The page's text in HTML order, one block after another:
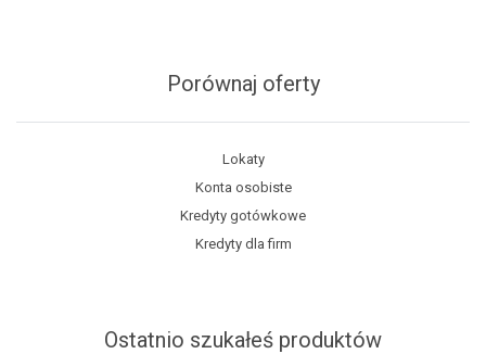
Porównaj oferty
Lokaty
Konta osobiste
Kredyty gotówkowe
Kredyty dla firm
Ostatnio szukałeś produktów